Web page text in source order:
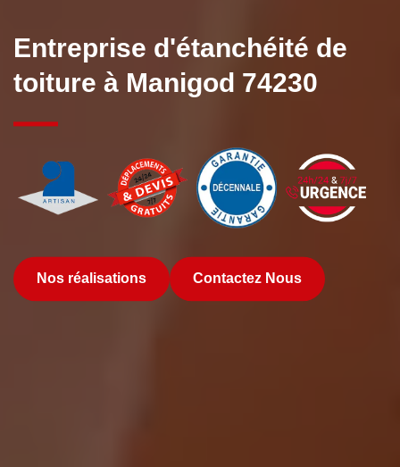
Entreprise d'étanchéité de
toiture à Manigod 74230
Nos réalisations Contactez Nous